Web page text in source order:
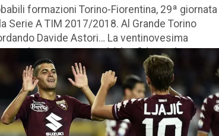
formazioni Torino-Fiorentina, 29ª giornata
Serie A TIM 2017/2018. Al Grande Torino
Davide Astori… La ventinovesima
di campionato vedrà la sfida tra due...